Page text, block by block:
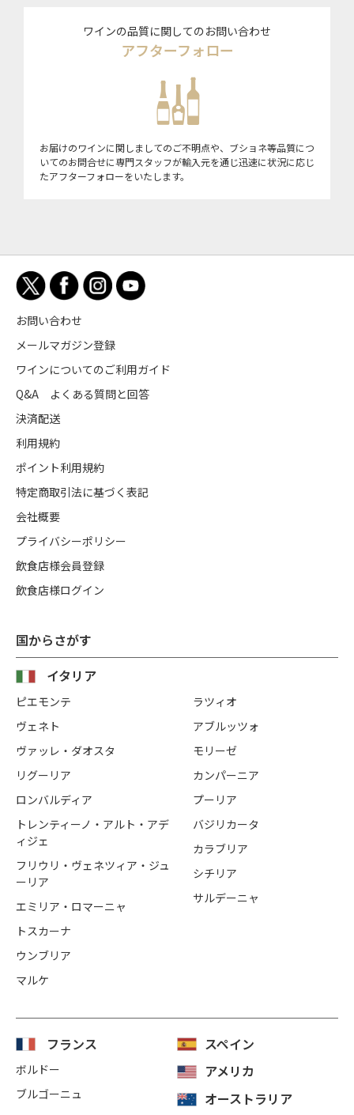
ワインの品質に関してのお問い合わせ
アフターフォロー
お届けのワインに関しましてのご不明点や、ブショネ等品質につ
いてのお問合せに専門スタッフが輸入元を通じ迅速に状況に応じ
たアフターフォローをいたします。
国からさがす
イタリア
ピエモンテ
ヴェネト
ヴァッレ・ダオスタ
リグーリア
ロンバルディア
トレンティーノ・アルト・アデ
ィジェ
フリウリ・ヴェネツィア・ジュ
ーリア
エミリア・ロマーニャ
トスカーナ
ウンブリア
マルケ
ラツィオ
アブルッツォ
モリーゼ
カンパーニア
プーリア
バジリカータ
カラブリア
シチリア
サルデーニャ
フランス
ボルドー
ブルゴーニュ
スペイン
アメリカ
オーストラリア
お問い合わせ
メールマガジン登録
ワインについてのご利用ガイド
Q&A よくある質問と回答
決済配送
利用規約
ポイント利用規約
特定商取引法に基づく表記
会社概要
プライバシーポリシー
飲食店様会員登録
飲食店様ログイン